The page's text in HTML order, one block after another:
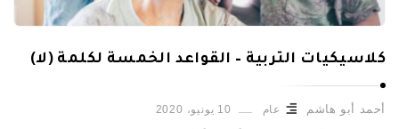
كلاسيكيات التربية – القواعد الخمسة لكلمة (لا)
أحمد أبو هاشم عام 10 يونيو، 2020